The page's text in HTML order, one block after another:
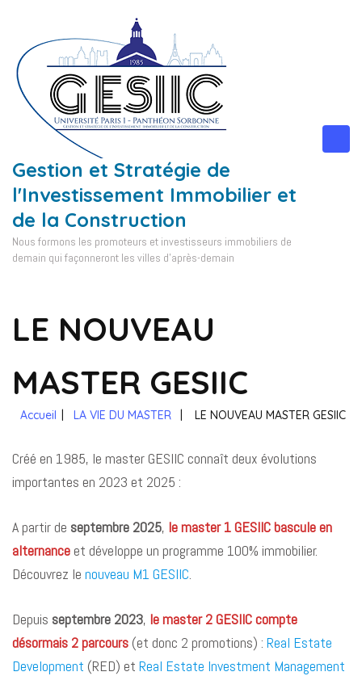
contenu
(Pressez
Entrée)
Gestion et Stratégie de
l'Investissement Immobilier et
de la Construction
Nous formons les promoteurs et investisseurs immobiliers de
demain qui façonneront les villes d'après-demain
LE NOUVEAU
MASTER GESIIC
Accueil LA VIE DU MASTER LE NOUVEAU MASTER GESIIC
Créé en 1985, le master GESIIC connaît deux évolutions
importantes en 2023 et 2025 :
A partir de septembre 2025, le master 1 GESIIC bascule en
alternance et développe un programme 100% immobilier.
Découvrez le nouveau M1 GESIIC.
Depuis septembre 2023, le master 2 GESIIC compte
désormais 2 parcours (et donc 2 promotions) : Real Estate
Development (RED) et Real Estate Investment Management